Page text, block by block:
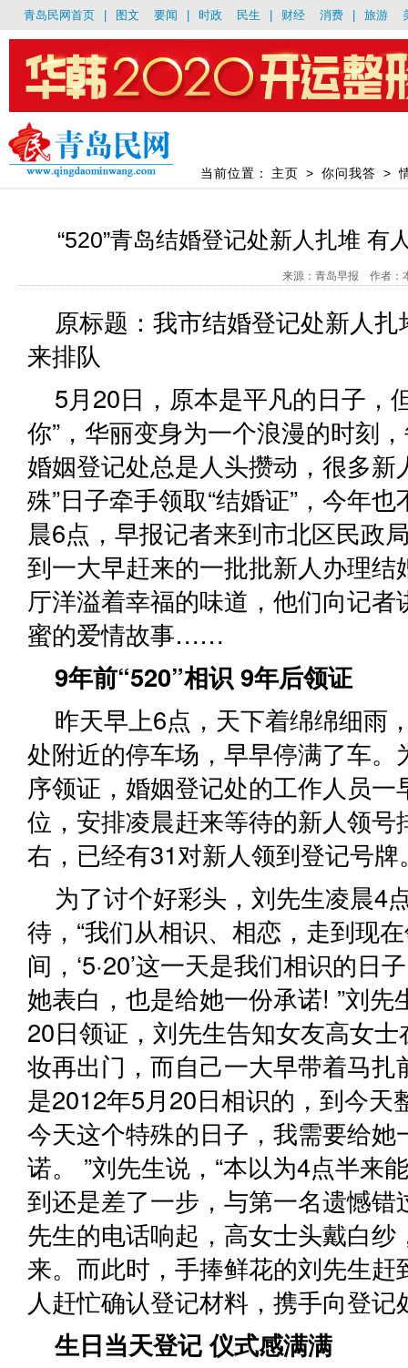
青岛民网首页 图文 要闻 时政 民生 财经 消费 旅游
当前位置： 主页 > 你问我答 >
“520”青岛结婚登记处新人扎堆 有
来源：青岛早报 作者：
原标题：我市结婚登记处新人
来排队
5月20日，原本是平凡的日子，
你”，华丽变身为一个浪漫的时刻
婚姻登记处总是人头攒动，很多新
殊”日子牵手领取“结婚证”，今年
晨6点，早报记者来到市北区民政
到一大早赶来的一批批新人办理结
厅洋溢着幸福的味道，他们向记者
蜜的爱情故事……
9年前“520”相识 9年后领证
昨天早上6点，天下着绵绵细雨
处附近的停车场，早早停满了车。
序领证，婚姻登记处的工作人员一
位，安排凌晨赶来等待的新人领号
右，已经有31对新人领到登记号牌
为了讨个好彩头，刘先生凌晨4
待，“我们从相识、相恋，走到现
间，‘5·20’这一天是我们相识的日
她表白，也是给她一份承诺! ”刘先
20日领证，刘先生告知女友高女
妆再出门，而自己一大早带着马扎
是2012年5月20日相识的，到今天
今天这个特殊的日子，我需要给她
诺。 ”刘先生说，“本以为4点半来
到还是差了一步，与第一名遗憾错
先生的电话响起，高女士头戴白纱
来。而此时，手捧鲜花的刘先生赶
人赶忙确认登记材料，携手向登记
生日当天登记 仪式感满满